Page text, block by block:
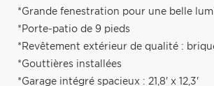
*Grande fenestration pour une belle
*Porte-patio de 9 pieds
*Revêtement extérieur de qualité :
*Gouttières installées
*Garage intégré spacieux : 21,8' x 12,3'